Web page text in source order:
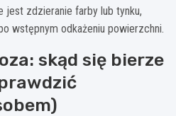
jest zdzieranie farby lub tynku,
wstępnym odkażeniu powierzchni.
skąd się bierze